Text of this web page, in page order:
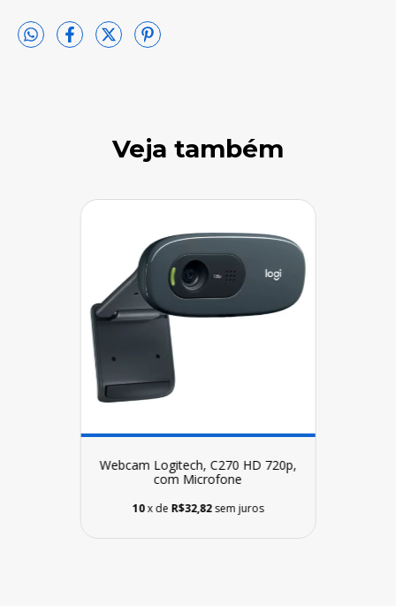
Veja também
Webcam Logitech, C270 HD 720p,
com Microfone
10x de R$32,82 sem juros